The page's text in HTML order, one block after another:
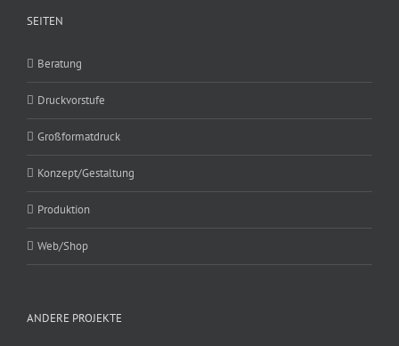
SEITEN
Beratung
Druckvorstufe
Großformatdruck
Konzept/Gestaltung
Produktion
Web/Shop
ANDERE PROJEKTE